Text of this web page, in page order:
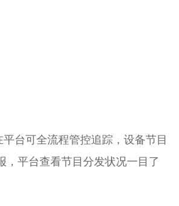
台可全流程管控追踪，设备节目
，平台查看节目分发状况一目了